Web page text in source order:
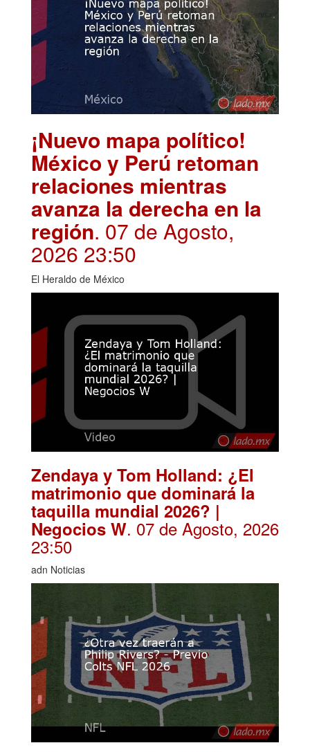
¡Nuevo mapa político!
México y Perú retoman
relaciones mientras
avanza la derecha en la
región. 07 de Agosto,
2026 23:50
El Heraldo de México
Zendaya y Tom Holland: ¿El
matrimonio que dominará la
taquilla mundial 2026? |
Negocios W. 07 de Agosto, 2026
23:50
adn Noticias